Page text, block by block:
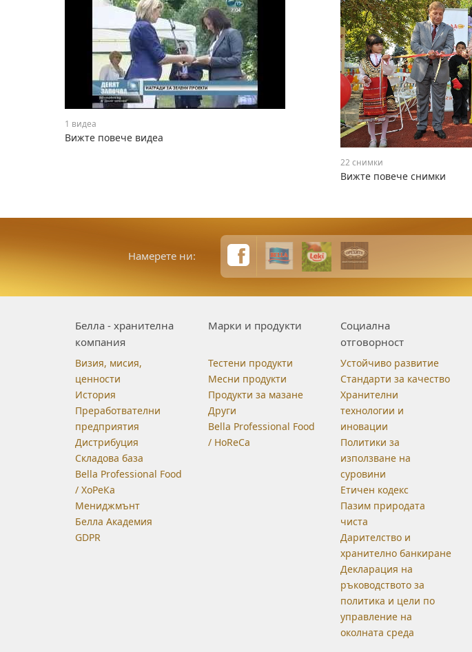
1 видеа
Вижте повече видеа
22 снимки
Вижте повече снимки
Намерете ни:
Белла - хранителна
компания
Визия, мисия,
ценности
История
Преработвателни
предприятия
Дистрибуция
Складова база
Bella Professional Food
/ ХоРеКа
Мениджмънт
Белла Академия
GDPR
Марки и продукти
Тестени продукти
Месни продукти
Продукти за мазане
Други
Bella Professional Food
/ HoReCa
Социална
отговорност
Устойчиво развитие
Стандарти за качество
Хранителни
технологии и
иновации
Политики за
използване на
суровини
Етичен кодекс
Пазим природата
чиста
Дарителство и
хранително банкиране
Декларация на
ръководството за
политика и цели по
управление на
околната среда